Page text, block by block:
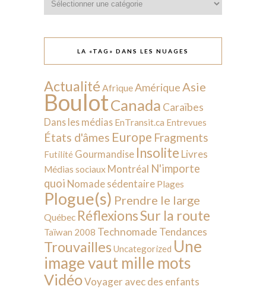
LA «TAG» DANS LES NUAGES
Actualité AfriqueAmérique Asie
BoulotCanada Caraïbes
Dans les médias EnTransit.ca Entrevues
États d'âmes Europe Fragments
Futilité Gourmandise Insolite Livres
Médias sociaux Montréal N'importe
quoi Nomade sédentaire Plages
Plogue(s) Prendre le large
Québec RéflexionsSur la route
Taïwan 2008 Technomade Tendances
Trouvailles Uncategorized Une
image vaut mille mots
VidéoVoyager avec des enfants